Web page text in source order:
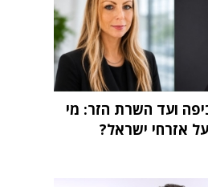
ועד השרת הזר: מי
אזרחי ישראל?